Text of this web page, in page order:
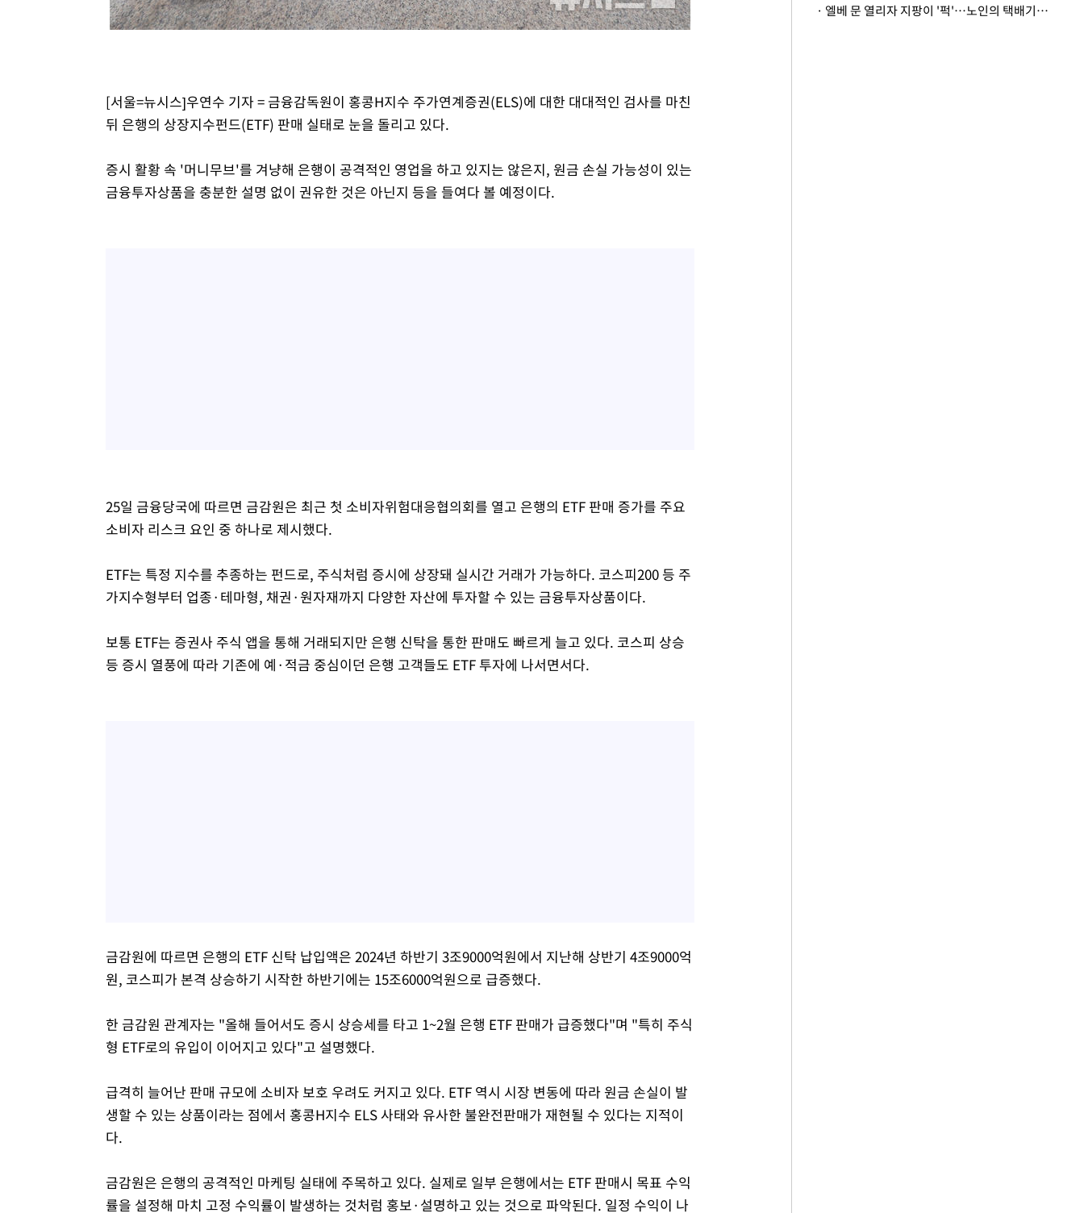
[속보]'압수수색·성접대 논란' 축구협회 "실망과 걱정 안겨드려 죄송"
[서울=뉴시스]우연수 기자 = 금융감독원이 홍콩H지수 주가연계증권(ELS)에 대한 대대적인 검사를 마친
뒤 은행의 상장지수펀드(ETF) 판매 실태로 눈을 돌리고 있다.
증시 활황 속 '머니무브'를 겨냥해 은행이 공격적인 영업을 하고 있지는 않은지, 원금 손실 가능성이 있는
금융투자상품을 충분한 설명 없이 권유한 것은 아닌지 등을 들여다 볼 예정이다.
25일 금융당국에 따르면 금감원은 최근 첫 소비자위험대응협의회를 열고 은행의 ETF 판매 증가를 주요
소비자 리스크 요인 중 하나로 제시했다.
ETF는 특정 지수를 추종하는 펀드로, 주식처럼 증시에 상장돼 실시간 거래가 가능하다. 코스피200 등 주
가지수형부터 업종·테마형, 채권·원자재까지 다양한 자산에 투자할 수 있는 금융투자상품이다.
보통 ETF는 증권사 주식 앱을 통해 거래되지만 은행 신탁을 통한 판매도 빠르게 늘고 있다. 코스피 상승
등 증시 열풍에 따라 기존에 예·적금 중심이던 은행 고객들도 ETF 투자에 나서면서다.
금감원에 따르면 은행의 ETF 신탁 납입액은 2024년 하반기 3조9000억원에서 지난해 상반기 4조9000억
원, 코스피가 본격 상승하기 시작한 하반기에는 15조6000억원으로 급증했다.
한 금감원 관계자는 "올해 들어서도 증시 상승세를 타고 1~2월 은행 ETF 판매가 급증했다"며 "특히 주식
형 ETF로의 유입이 이어지고 있다"고 설명했다.
급격히 늘어난 판매 규모에 소비자 보호 우려도 커지고 있다. ETF 역시 시장 변동에 따라 원금 손실이 발
생할 수 있는 상품이라는 점에서 홍콩H지수 ELS 사태와 유사한 불완전판매가 재현될 수 있다는 지적이
다.
금감원은 은행의 공격적인 마케팅 실태에 주목하고 있다. 실제로 일부 은행에서는 ETF 판매시 목표 수익
률을 설정해 마치 고정 수익률이 발생하는 것처럼 홍보·설명하고 있는 것으로 파악된다. 일정 수익이 나
· 엘베 문 열리자 지팡이 '퍽'…노인의 택배기사 폭행 이유